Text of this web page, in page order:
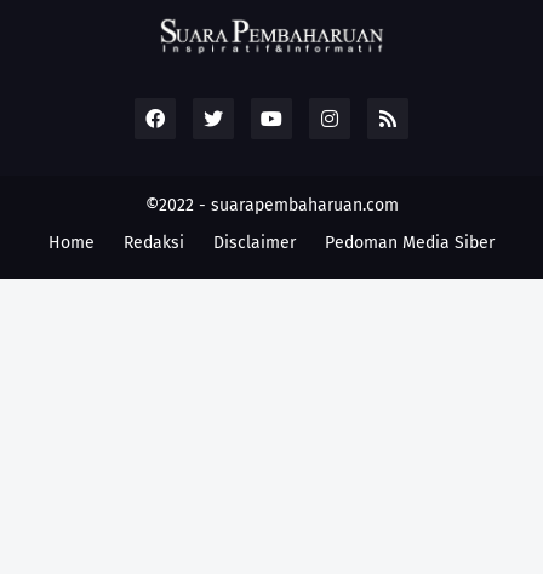
©2022 - suarapembaharuan.com
Home
Redaksi Disclaimer Pedoman Media Siber